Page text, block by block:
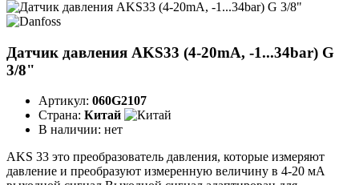
Датчик давления AKS33 (4-20mA, -1...34bar) G
3/8"
Артикул: 060G2107
Страна: Китай
В наличии: нет
AKS 33 это преобразователь давления, которые измеряют
давление и преобразуют измеренную величину в 4-20 мA